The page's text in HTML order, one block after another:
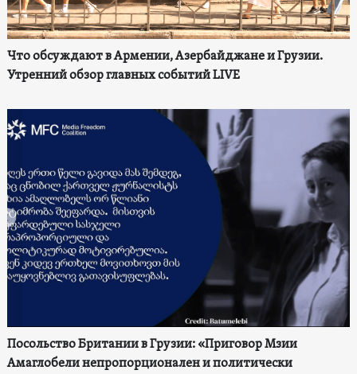
Что обсуждают в Армении, Азербайджане и Грузии.
Утренний обзор главных событий LIVE
Посольство Британии в Грузии: «Приговор Мзии
Амаглобели непропорционален и политически